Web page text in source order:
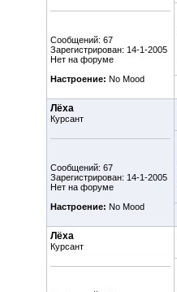
Сообщений: 67
Зарегистрирован: 14-1-2005
Нет на форуме
Настроение: No Mood
Лёха
Курсант
Сообщений: 67
Зарегистрирован: 14-1-2005
Нет на форуме
Настроение: No Mood
Лёха
Курсант